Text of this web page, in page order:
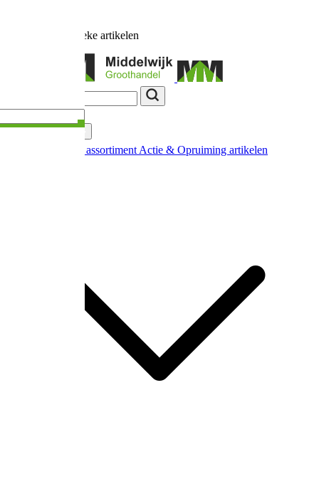
unieke artikelen
Nieuw in ons assortiment Actie & Opruiming artikelen